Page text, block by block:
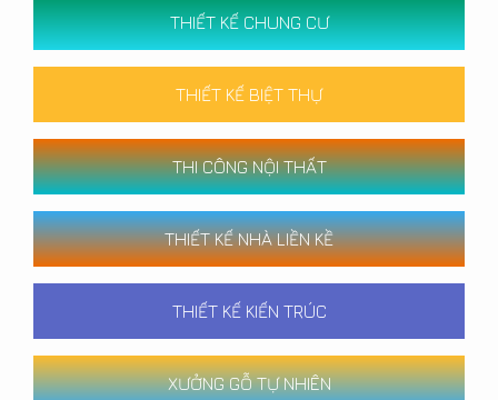
THIẾT KẾ CHUNG CƯ
THIẾT KẾ BIỆT THỰ
THI CÔNG NỘI THẤT
THIẾT KẾ NHÀ LIỀN KỀ
THIẾT KẾ KIẾN TRÚC
XƯỞNG GỖ TỰ NHIÊN